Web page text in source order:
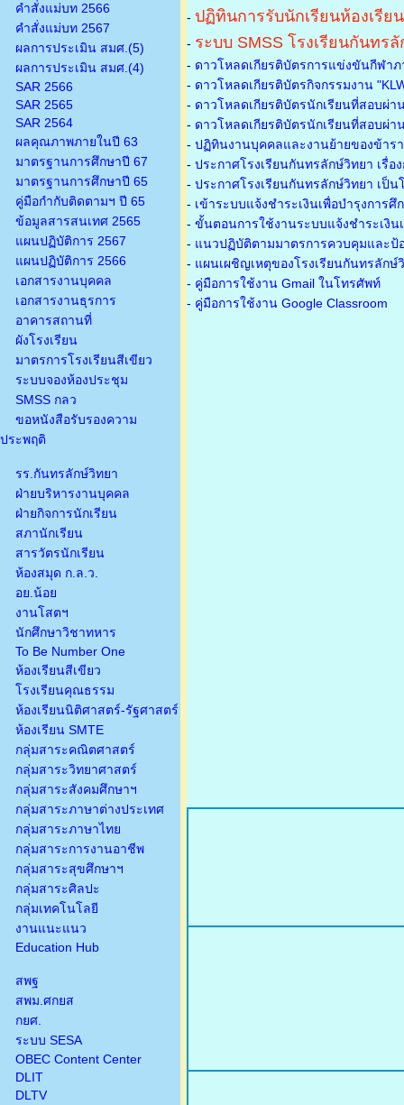
คำสั่งแม่บท 2566
คำสั่งแม่บท 2567
ผลการประเมิน สมศ.(5)
ผลการประเมิน สมศ.(4)
SAR 2566
SAR 2565
SAR 2564
ผลคุณภาพภายในปี 63
มาตรฐานการศึกษาปี 67
มาตรฐานการศึกษาปี 65
คู่มือกำกับติดตามฯ ปี 65
ข้อมูลสารสนเทศ 2565
แผนปฏิบัติการ 2567
แผนปฏิบัติการ 2566
เอกสารงานบุคคล
เอกสารงานธุรการ
อาคารสถานที่
ผังโรงเรียน
มาตรการโรงเรียนสีเขียว
ระบบจองห้องประชุม
SMSS กลว
ขอหนังสือรับรองความ
ประพฤติ
รร.กันทรลักษ์วิทยา
ฝ่ายบริหารงานบุคคล
ฝ่ายกิจการนักเรียน
สภานักเรียน
สารวัตรนักเรียน
ห้องสมุด ก.ล.ว.
อย.น้อย
งานโสตฯ
นักศึกษาวิชาทหาร
To Be Number One
ห้องเรียนสีเขียว
โรงเรียนคุณธรรม
ห้องเรียนนิติศาสตร์-รัฐศาสตร์
ห้องเรียน SMTE
กลุ่มสาระคณิตศาสตร์
กลุ่มสาระวิทยาศาสตร์
กลุ่มสาระสังคมศึกษาฯ
กลุ่มสาระภาษาต่างประเทศ
กลุ่มสาระภาษาไทย
กลุ่มสาระการงานอาชีพ
กลุ่มสาระสุขศึกษาฯ
กลุ่มสาระศิลปะ
กลุ่มเทคโนโลยี
งานแนะแนว
Education Hub
สพฐ
สพม.ศกยส
กยศ.
ระบบ SESA
OBEC Content Center
DLIT
DLTV
- ปฏิทินการรับนักเรียนห้องเรีย
- ระบบ SMSS โรงเรียนกันทร
- ดาวโหลดเกียรติบัตรการแข่งขันกีฬา
- ดาวโหลดเกียรติบัตรกิจกรรมงาน
- ดาวโหลดเกียรติบัตรนักเรียนที่สอบผ่
- ดาวโหลดเกียรติบัตรนักเรียนที่สอบผ่
- ปฏิทินงานบุคคลและงานย้ายของข้าร
- ประกาศโรงเรียนกันทรลักษ์วิทยา เรื่
- ประกาศโรงเรียนกันทรลักษ์วิทยา เป็
- เข้าระบบแจ้งชำระเงินเพื่อบำรุงการศึ
- ขั้นตอนการใช้งานระบบแจ้งชำระเงิน
- แนวปฏิบัติตามมาตรการควบคุมและป้
- แผนเผชิญเหตุของโรงเรียนกันทรลัก
- คู่มือการใช้งาน Gmail ในโทรศัพท์
- คู่มือการใช้งาน Google Classroom